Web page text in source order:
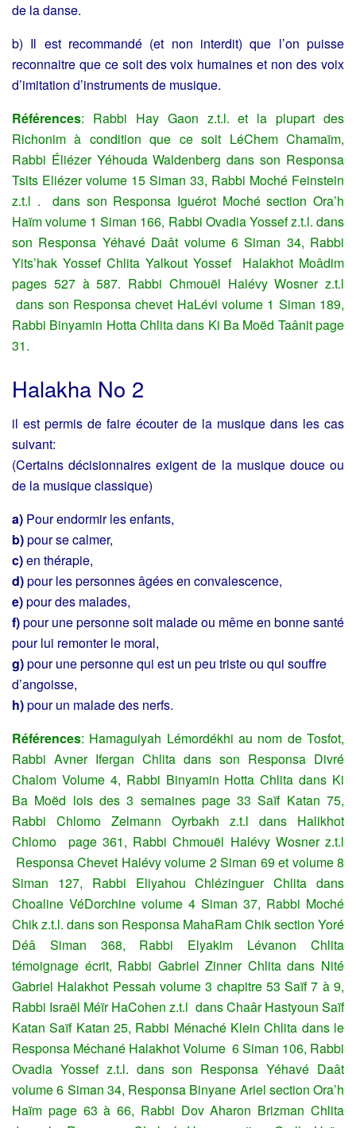
de la danse.
b) Il est recommandé (et non interdit) que l’on puisse
reconnaitre que ce soit des voix humaines et non des voix
d’imitation d’instruments de musique.
Références: Rabbi Hay Gaon z.t.l. et la plupart des
Richonim à condition que ce soit LéChem Chamaïm,
Rabbi Éliézer Yéhouda Waldenberg dans son Responsa
Tsits Eliézer volume 15 Siman 33, Rabbi Moché Feinstein
z.t.l . dans son Responsa Iguérot Moché section Ora’h
Haïm volume 1 Siman 166, Rabbi Ovadia Yossef z.t.l. dans
son Responsa Yéhavé Daât volume 6 Siman 34, Rabbi
Yits’hak Yossef Chlita Yalkout Yossef Halakhot Moâdim
pages 527 à 587. Rabbi Chmouël Halévy Wosner z.t.l
dans son Responsa chevet HaLévi volume 1 Siman 189,
Rabbi Binyamin Hotta Chlita dans Ki Ba Moëd Taânit page
31.
Halakha No 2
il est permis de faire écouter de la musique dans les cas
suivant:
(Certains décisionnaires exigent de la musique douce ou
de la musique classique)
a) Pour endormir les enfants,
b)pour se calmer,
c)en thérapie,
d)pour les personnes âgées en convalescence,
e)pour des malades,
f)pour une personne soit malade ou même en bonne santé
pour lui remonter le moral,
g)pour une personne qui est un peu triste ou qui souffre
d’angoisse,
h)pour un malade des nerfs.
Références: Hamaguiyah Lémordékhi au nom de Tosfot,
Rabbi Avner Ifergan Chlita dans son Responsa Divré
Chalom Volume 4, Rabbi Binyamin Hotta Chlita dans Ki
Ba Moëd lois des 3 semaines page 33 Saïf Katan 75,
Rabbi Chlomo Zelmann Oyrbakh z.t.l dans Halikhot
Chlomo page 361, Rabbi Chmouël Halévy Wosner z.t.l
Responsa Chevet Halévy volume 2 Siman 69 et volume 8
Siman 127, Rabbi Eliyahou Chlézinguer Chlita dans
Choaline VéDorchine volume 4 Siman 37, Rabbi Moché
Chik z.t.l. dans son Responsa MahaRam Chik section Yoré
Déâ Siman 368, Rabbi Elyakim Lévanon Chlita
témoignage écrit, Rabbi Gabriel Zinner Chlita dans Nité
Gabriel Halakhot Pessah volume 3 chapitre 53 Saïf 7 à 9,
Rabbi Israël Méïr HaCohen z.t.l dans Chaâr Hastyoun Saïf
Katan Saïf Katan 25, Rabbi Ménaché Klein Chlita dans le
Responsa Méchané Halakhot Volume 6 Siman 106, Rabbi
Ovadia Yossef z.t.l. dans son Responsa Yéhavé Daât
volume 6 Siman 34, Responsa Binyane Ariel section Ora’h
Haïm page 63 à 66, Rabbi Dov Aharon Brizman Chlita